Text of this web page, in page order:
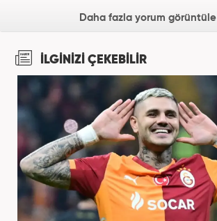
Daha fazla yorum görüntüle
İLGİNİZİ ÇEKEBİLİR